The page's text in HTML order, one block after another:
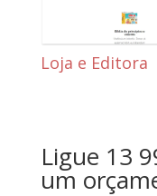
Loja e Editora
Ligue 13
um